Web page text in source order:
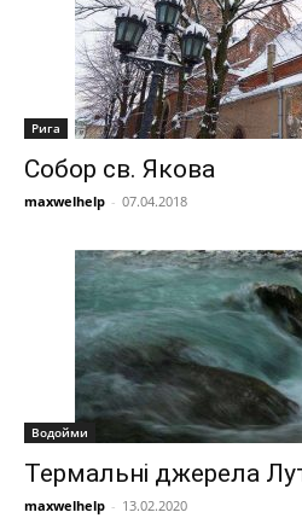
Рига
Собор св. Якова
maxwelhelp - 07.04.2018
Водойми
Термальні джерела
maxwelhelp - 13.02.2020